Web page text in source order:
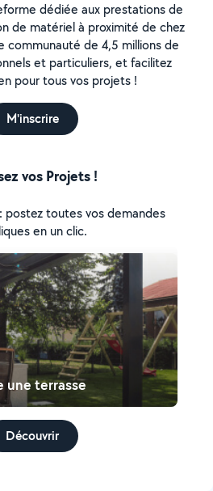
dédiée aux prestations de
de matériel à proximité de chez
communauté de 4,5 millions de
et particuliers, et facilitez
pour tous vos projets !
M'inscrire
vos Projets !
postez toutes vos demandes
en un clic.
une terrasse
Découvrir